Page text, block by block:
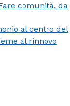
comunità, da
al centro del
al rinnovo